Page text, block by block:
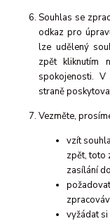
Souhlas se
odkaz pro
lze udělený
zpět kliknutím
spokojenosti.
straně
Vezměte,
vzít
zpět, toto
zasílání
vyžádat